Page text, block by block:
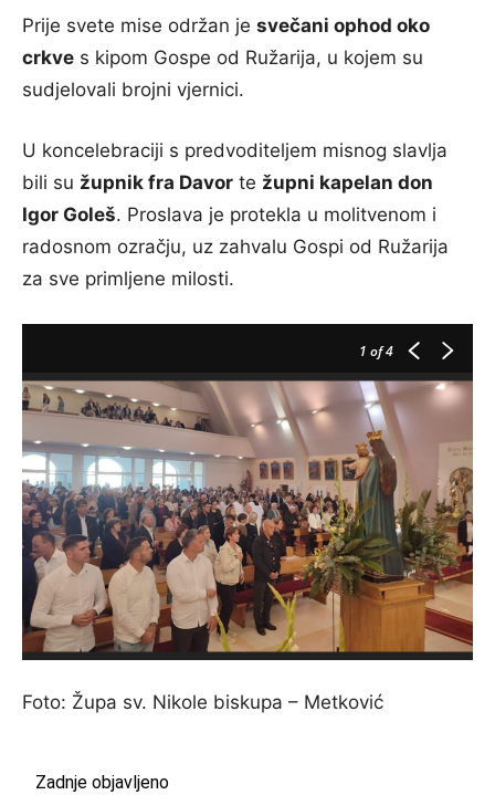
Prije svete mise održan je svečani ophod oko
crkve s kipom Gospe od Ružarija, u kojem su
sudjelovali brojni vjernici.
U koncelebraciji s predvoditeljem misnog slavlja
bili su župnik fra Davor te župni kapelan don
Igor Goleš. Proslava je protekla u molitvenom i
radosnom ozračju, uz zahvalu Gospi od Ružarija
za sve primljene milosti.
1 of 4
Foto: Župa sv. Nikole biskupa – Metković
Zadnje objavljeno